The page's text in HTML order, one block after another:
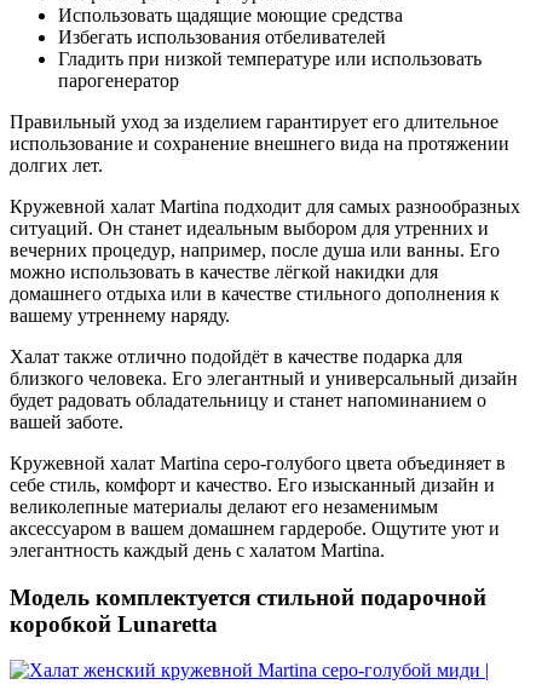
Использовать щадящие моющие средства
Избегать использования отбеливателей
Гладить при низкой температуре или использовать
парогенератор
Правильный уход за изделием гарантирует его длительное
использование и сохранение внешнего вида на протяжении
долгих лет.
Кружевной халат Martina подходит для самых разнообразных
ситуаций. Он станет идеальным выбором для утренних и
вечерних процедур, например, после душа или ванны. Его
можно использовать в качестве лёгкой накидки для
домашнего отдыха или в качестве стильного дополнения к
вашему утреннему наряду.
Халат также отлично подойдёт в качестве подарка для
близкого человека. Его элегантный и универсальный дизайн
будет радовать обладательницу и станет напоминанием о
вашей заботе.
Кружевной халат Martina серо-голубого цвета объединяет в
себе стиль, комфорт и качество. Его изысканный дизайн и
великолепные материалы делают его незаменимым
аксессуаром в вашем домашнем гардеробе. Ощутите уют и
элегантность каждый день с халатом Martina.
Модель комплектуется стильной подарочной
коробкой Lunaretta